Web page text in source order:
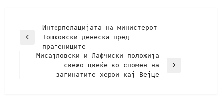
Интерпелацијата на министерот
Тошковски денеска пред
пратениците
Мисајловски и Лафчиски положија
свежо цвеќе во спомен на
загинатите херои кај Вејце